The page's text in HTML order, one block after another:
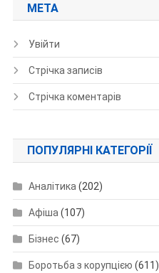
МЕТА
Увійти
Стрічка записів
Стрічка коментарів
ПОПУЛЯРНІ КАТЕГОРІЇ
Аналітика (202)
Афіша (107)
Бізнес (67)
Боротьба з корупцією (611)